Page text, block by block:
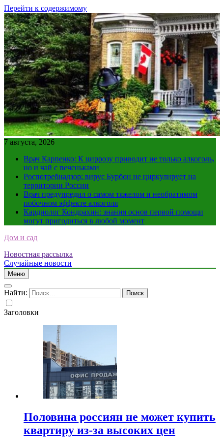
Перейти к содержимому
7 августа, 2026
Врач Карпенко: К циррозу приводит не только алкоголь,
но и чай с печеньками
Роспотребнадзор: вирус Бурбон не циркулирует на
территории России
Врач предупредил о самом тяжелом и необратимом
побочном эффекте алкоголя
Кардиолог Кондрахин: знания основ первой помощи
могут пригодиться в любой момент
Дом и сад
Новостная рассылка
Случайные новости
Меню
Найти:
Заголовки
Половина россиян не может купить
квартиру из-за высоких цен